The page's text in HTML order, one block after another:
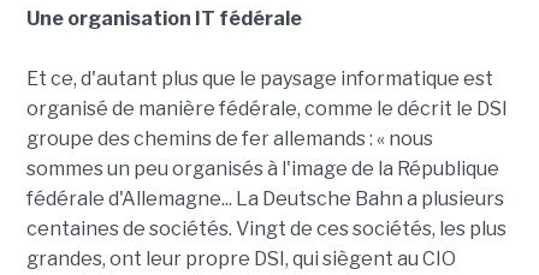
Une organisation IT fédérale
Et ce, d'autant plus que le paysage informatique est
organisé de manière fédérale, comme le décrit le DSI
groupe des chemins de fer allemands : « nous
sommes un peu organisés à l'image de la République
fédérale d'Allemagne... La Deutsche Bahn a plusieurs
centaines de sociétés. Vingt de ces sociétés, les plus
grandes, ont leur propre DSI, qui siègent au CIO